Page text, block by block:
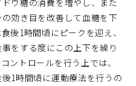
ウ糖の消費を増やし、また
効き目を改善して血糖を下
後1時間頃にピークを迎え、
をする度にこの上下を繰り
ントロールを行う上では、
1時間頃に運動療法を行うの